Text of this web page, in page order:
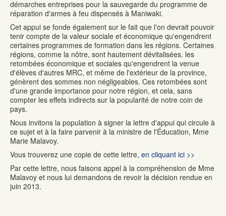
démarches entreprises pour la sauvegarde du programme de
réparation d'armes à feu dispensés à Maniwaki.
Cet appui se fonde également sur le fait que l'on devrait pouvoir
tenir compte de la valeur sociale et économique qu'engendrent
certaines programmes de formation dans les régions. Certaines
régions, comme la nôtre, sont hautement dévitalisées. les
retombées économique et sociales qu'engendrent la venue
d'élèves d'autres MRC, et même de l'extérieur de la province,
génèrent des sommes non négligeables. Ces retombées sont
d'une grande importance pour notre région, et cela, sans
compter les effets indirects sur la popularité de notre coin de
pays.
Nous invitons la population à signer la lettre d'appui qui circule à
ce sujet et à la faire parvenir à la ministre de l'Éducation, Mme
Marie Malavoy.
Vous trouverez une copie de cette lettre, en cliquant ici >>
Par cette lettre, nous faisons appel à la compréhension de Mme
Malavoy et nous lui demandons de revoir la décision rendue en
juin 2013.